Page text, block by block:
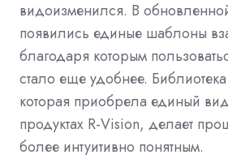
видоизменился. В
появились единые шаблоны
благодаря которым
стало еще удобнее.
которая приобрела единый
продуктах R-Vision, делает
более интуитивно понятным.